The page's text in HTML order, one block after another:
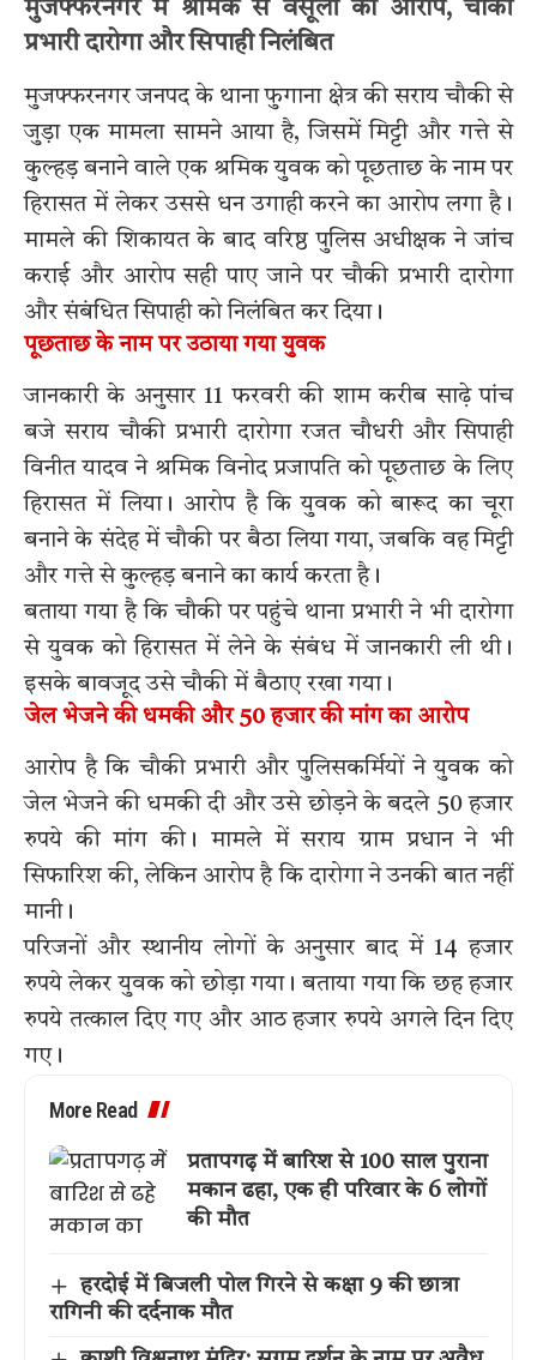
मुजफ्फरनगर में श्रमिक से वसूली का आरोप, चौकी
प्रभारी दारोगा और सिपाही निलंबित
मुजफ्फरनगर जनपद के थाना फुगाना क्षेत्र की सराय चौकी से
जुड़ा एक मामला सामने आया है, जिसमें मिट्टी और गत्ते से
कुल्हड़ बनाने वाले एक श्रमिक युवक को पूछताछ के नाम पर
हिरासत में लेकर उससे धन उगाही करने का आरोप लगा है।
मामले की शिकायत के बाद वरिष्ठ पुलिस अधीक्षक ने जांच
कराई और आरोप सही पाए जाने पर चौकी प्रभारी दारोगा
और संबंधित सिपाही को निलंबित कर दिया।
पूछताछ के नाम पर उठाया गया युवक
जानकारी के अनुसार 11 फरवरी की शाम करीब साढ़े पांच
बजे सराय चौकी प्रभारी दारोगा रजत चौधरी और सिपाही
विनीत यादव ने श्रमिक विनोद प्रजापति को पूछताछ के लिए
हिरासत में लिया। आरोप है कि युवक को बारूद का चूरा
बनाने के संदेह में चौकी पर बैठा लिया गया, जबकि वह मिट्टी
और गत्ते से कुल्हड़ बनाने का कार्य करता है।
बताया गया है कि चौकी पर पहुंचे थाना प्रभारी ने भी दारोगा
से युवक को हिरासत में लेने के संबंध में जानकारी ली थी।
इसके बावजूद उसे चौकी में बैठाए रखा गया।
जेल भेजने की धमकी और 50 हजार की मांग का आरोप
आरोप है कि चौकी प्रभारी और पुलिसकर्मियों ने युवक को
जेल भेजने की धमकी दी और उसे छोड़ने के बदले 50 हजार
रुपये की मांग की। मामले में सराय ग्राम प्रधान ने भी
सिफारिश की, लेकिन आरोप है कि दारोगा ने उनकी बात नहीं
मानी।
परिजनों और स्थानीय लोगों के अनुसार बाद में 14 हजार
रुपये लेकर युवक को छोड़ा गया। बताया गया कि छह हजार
रुपये तत्काल दिए गए और आठ हजार रुपये अगले दिन दिए
गए।
More Read
प्रतापगढ़ में बारिश से 100 साल पुराना
मकान ढहा, एक ही परिवार के 6 लोगों
की मौत
हरदोई में बिजली पोल गिरने से कक्षा 9 की छात्रा
रागिनी की दर्दनाक मौत